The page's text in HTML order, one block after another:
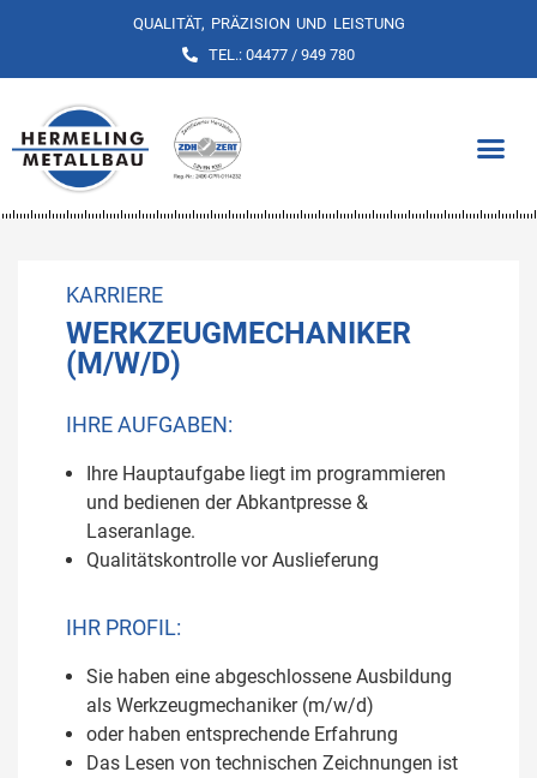
QUALITÄT, PRÄZISION UND LEISTUNG
TEL.: 04477 / 949 780
KARRIERE
WERKZEUGMECHANIKER
(M/W/D)
IHRE AUFGABEN:
Ihre Hauptaufgabe liegt im programmieren
und bedienen der Abkantpresse &
Laseranlage.
Qualitätskontrolle vor Auslieferung
IHR PROFIL:
Sie haben eine abgeschlossene Ausbildung
als Werkzeugmechaniker (m/w/d)
oder haben entsprechende Erfahrung
Das Lesen von technischen Zeichnungen ist